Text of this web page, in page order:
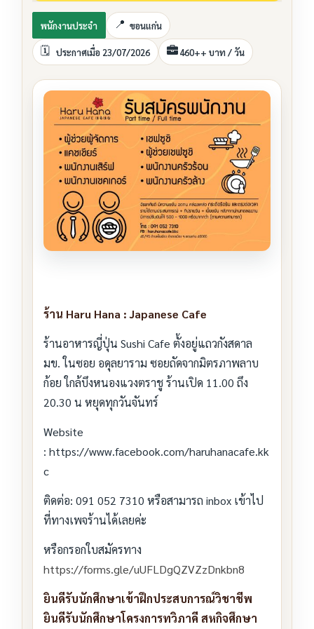
พนักงานประจำ ขอนแก่น
ประกาศเมื่อ 23/07/2026 460++ บาท / วัน
ร้าน Haru Hana : Japanese Cafe
ร้านอาหารญี่ปุ่น Sushi Cafe ตั้งอยู่แถวกังสดาล
มข. ในซอย อดุลยาราม ซอยถัดจากมิตรภาพลาบ
ก้อย ใกล้บึงหนองแวงตราชู ร้านเปิด 11.00 ถึง
20.30 น หยุดทุกวันจันทร์
Website
: https://www.facebook.com/haruhanacafe.kk
c
ติดต่อ: 091 052 7310 หรือสามารถ inbox เข้าไป
ที่ทางเพจร้านได้เลยค่ะ
หรือกรอกใบสมัครทาง
https://forms.gle/uUFLDgQZVZzDnkbn8
ยินดีรับนักศึกษาเข้าฝึกประสบการณ์วิชาชีพ
ยินดีรับนักศึกษาโครงการทวิภาคี สหกิจศึกษา